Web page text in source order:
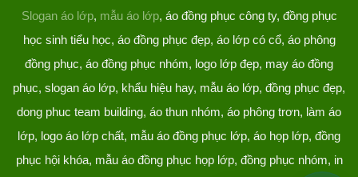
Slogan áo lớp, mẫu áo lớp, áo đồng phục công ty, đồng phục
học sinh tiểu học, áo đồng phục đẹp, áo lớp có cổ, áo phông
đồng phục, áo đồng phục nhóm, logo lớp đẹp, may áo đồng
phục, slogan áo lớp, khẩu hiệu hay, mẫu áo lớp, đồng phục đẹp,
dong phuc team building, áo thun nhóm, áo phông trơn, làm áo
lớp, logo áo lớp chất, mẫu áo đồng phục lớp, áo họp lớp, đồng
phục hội khóa, mẫu áo đồng phục họp lớp, đồng phục nhóm, in